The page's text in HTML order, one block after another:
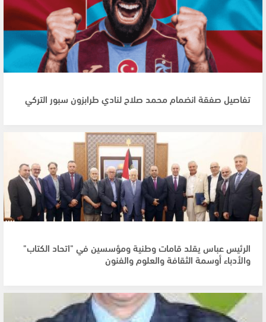
تفاصيل صفقة انضمام محمد صلاح لنادي طرابزون سبور التركي
الرئيس عباس يقلد قامات وطنية ومؤسسين في "اتحاد الكتاب"
والأدباء أوسمة الثقافة والعلوم والفنون